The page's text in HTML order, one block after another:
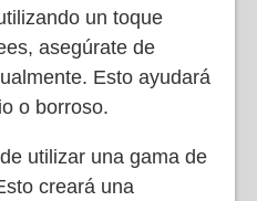
un toque
asegúrate de
Esto ayudará
o borroso.
utilizar una gama de
creará una